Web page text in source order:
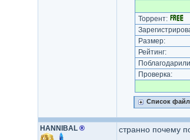
Торрент:
Размер:
Рейтинг:
Проверка:
Список
HANNIBAL ® странно почему